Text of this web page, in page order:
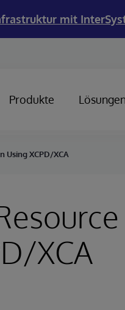
mit
Produkte
Using XCPD/XCA
XCA